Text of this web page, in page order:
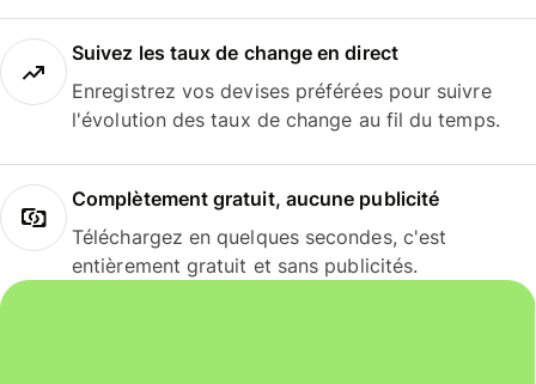
Suivez les taux de change en direct
Enregistrez vos devises préférées pour suivre
l'évolution des taux de change au fil du temps.
Complètement gratuit, aucune publicité
Téléchargez en quelques secondes, c'est
entièrement gratuit et sans publicités.